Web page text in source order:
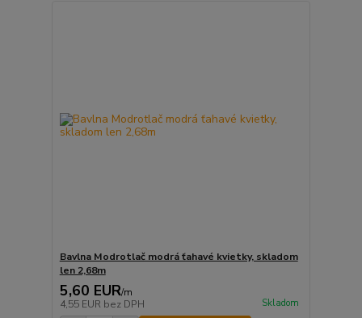
Bavlna Modrotlač modrá ťahavé kvietky, skladom
len 2,68m
5,60 EUR/m
4,55 EUR bez DPH Skladom